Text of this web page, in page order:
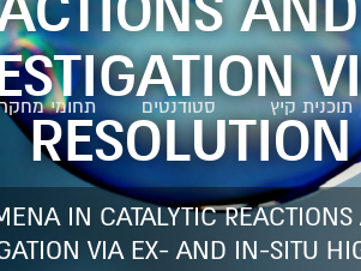
תוכנית קיץ סטודנטים תחומי
IN CATALYTIC
VIA EX- AND IN-SITU